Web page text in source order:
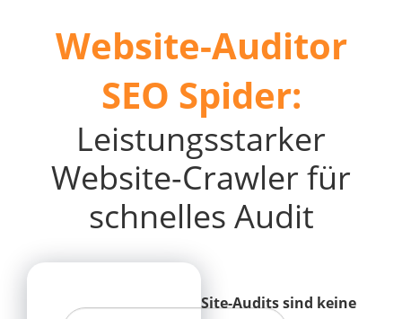
MAGYAR
Website-Auditor
SEO Spider:
Leistungsstarker
Website-Crawler für
schnelles Audit
Site-Audits sind keine